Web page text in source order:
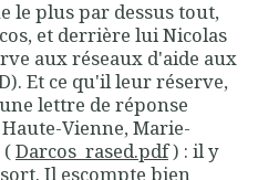
le plus par dessus tout,
et derrière lui Nicolas
aux réseaux d'aide aux
Et ce qu'il leur réserve,
lettre de réponse
Vienne, Marie-
(Darcos_rased.pdf) : il y
Il escompte bien